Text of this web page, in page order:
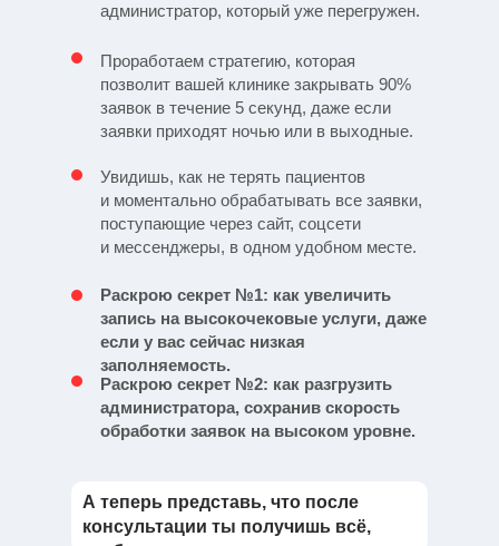
А теперь представь, что после
консультации ты получишь всё,
администратор, который уже перегружен.
Проработаем стратегию, которая
позволит вашей клинике закрывать 90%
заявок в течение 5 секунд, даже если
заявки приходят ночью или в выходные.
Увидишь, как не терять пациентов
и моментально обрабатывать все заявки,
поступающие через сайт, соцсети
и мессенджеры, в одном удобном месте.
Раскрою секрет №1: как увеличить
запись на высокочековые услуги, даже
если у вас сейчас низкая
заполняемость.
Раскрою секрет №2: как разгрузить
администратора, сохранив скорость
обработки заявок на высоком уровне.